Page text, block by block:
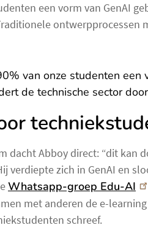
een vorm van GenAI
ontwerpprocessen
van onze studenten een
de technische sector
dacht Abboy direct: “dit kan
verdiepte zich in GenAI en
Whatsapp-groep Edu-AI
met anderen de e-learning
schreef.